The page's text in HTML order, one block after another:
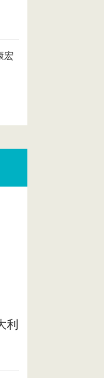
宏
利